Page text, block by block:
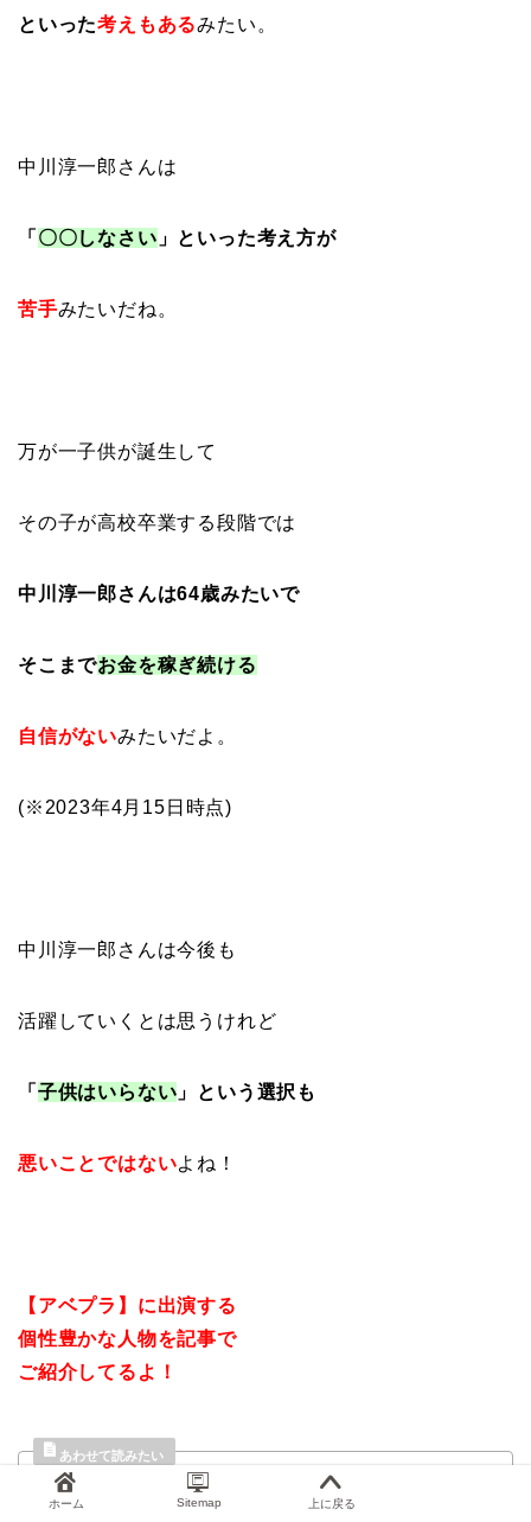
といった考えもあるみたい。
中川淳一郎さんは
「 〇〇しなさい 」といった考え方が
苦手みたいだね。
万が一子供が誕生して
その子が高校卒業する段階では
中川淳一郎さんは64歳みたいで
そこまでお金を稼ぎ続ける
自信がないみたいだよ。
(※2023年4月15日時点)
中川淳一郎さんは今後も
活躍していくとは思うけれど
「 子供はいらない 」という選択も
悪いことではないよね！
【アベプラ】に出演する
個性豊かな人物を記事で
ご紹介してるよ！
石田拳智の嫌いはなぜ？学歴で
大学高校と年収は凄くてお金持
ホーム Sitemap 上に戻る